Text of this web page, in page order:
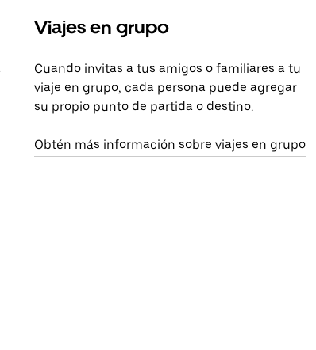
Viajes en grupo
Cuando invitas a tus amigos o familiares a tu
viaje en grupo, cada persona puede agregar
su propio punto de partida o destino.
Obtén más información sobre viajes en grupo